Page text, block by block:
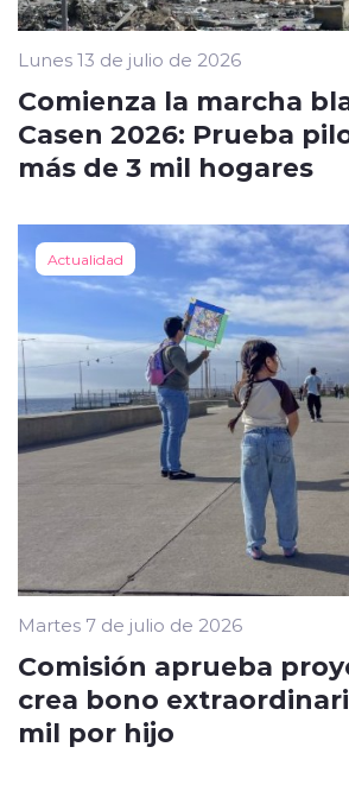
Lunes 13 de julio de 2026
Comienza la marcha
Casen 2026: Prueba
más de 3 mil hogares
Actualidad
Martes 7 de julio de 2026
Comisión aprueba
crea bono
mil por hijo